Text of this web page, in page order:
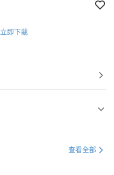
立即下載
查看全部